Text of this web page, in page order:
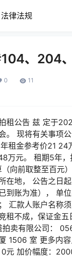
法律法规
、204
0 11
租公告 兹 定于
。 现将有关事项
租金参考价21
万元。 租期5年
向前取整至百元
在地， 公告之日
到账为准）， 单
汇款人账户名称
租不成，保证金
卖有限公司：
1506 室 更多内
元 加价幅度：